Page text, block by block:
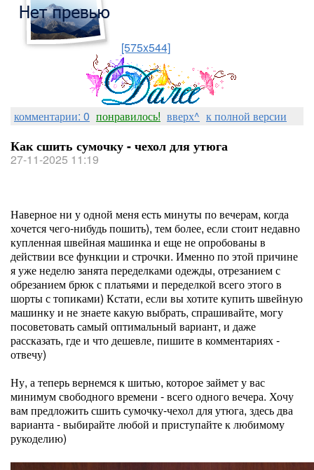
[575x544]
комментарии: 0 понравилось! вверх^ к полной версии
Как сшить сумочку - чехол для утюга
27-11-2025 11:19
Наверное ни у одной меня есть минуты по вечерам, когда
хочется чего-нибудь пошить), тем более, если стоит недавно
купленная швейная машинка и еще не опробованы в
действии все функции и строчки. Именно по этой причине
я уже неделю занята переделками одежды, отрезанием с
обрезанием брюк с платьями и переделкой всего этого в
шорты с топиками) Кстати, если вы хотите купить швейную
машинку и не знаете какую выбрать, спрашивайте, могу
посоветовать самый оптимальный вариант, и даже
рассказать, где и что дешевле, пишите в комментариях -
отвечу)
Ну, а теперь вернемся к шитью, которое займет у вас
минимум свободного времени - всего одного вечера. Хочу
вам предложить сшить сумочку-чехол для утюга, здесь два
варианта - выбирайте любой и приступайте к любимому
рукоделию)